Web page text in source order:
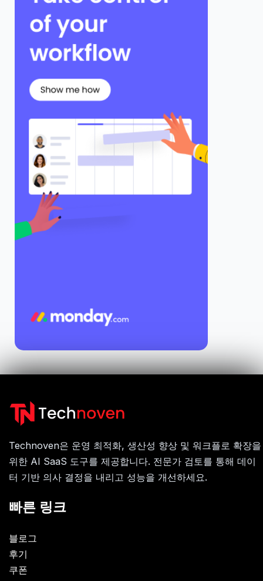
Technoven은 운영 최적화, 생산성 향상 및 워크플로 확장을
위한 AI SaaS 도구를 제공합니다. 전문가 검토를 통해 데이
터 기반 의사 결정을 내리고 성능을 개선하세요.
빠른 링크
블로그
후기
쿠폰